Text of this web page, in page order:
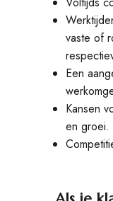
vaste of
Een
Kansen
en groei.